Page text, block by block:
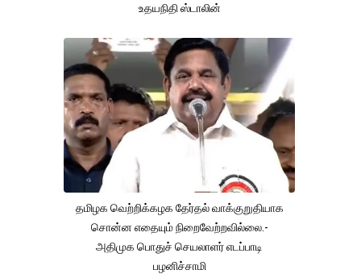
உதயநிதி ஸ்டாலின்
தமிழக வெற்றிக்கழக தேர்தல் வாக்குறுதியாக
சொன்ன எதையும் நிறைவேற்றவில்லை.-
அதிமுக பொதுச் செயலாளர் எடப்பாடி
பழனிச்சாமி